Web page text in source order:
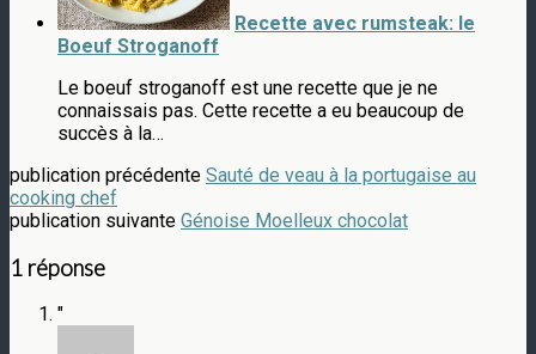
Recette avec rumsteak: le
Boeuf Stroganoff
Le boeuf stroganoff est une recette que je ne
connaissais pas. Cette recette a eu beaucoup de
succès à la…
publication précédente Sauté de veau à la portugaise au
cooking chef
publication suivante Génoise Moelleux chocolat
1 réponse
"